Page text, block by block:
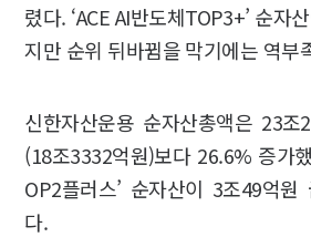
렸다. ‘ACE AI반도체TOP3+’ 순자
지만 순위 뒤바뀜을 막기에는 역부
신한자산운용 순자산총액은 23조
(18조3332억원)보다 26.6% 증가
OP2플러스’ 순자산이 3조49억
다.